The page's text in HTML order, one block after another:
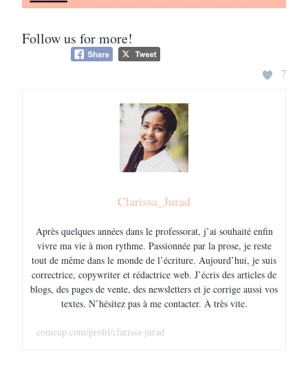
Follow us for more!
7
Clarissa_Jurad
Après quelques années dans le professorat, j’ai souhaité enfin
vivre ma vie à mon rythme. Passionnée par la prose, je reste
tout de même dans le monde de l’écriture. Aujourd’hui, je suis
correctrice, copywriter et rédactrice web. J’écris des articles de
blogs, des pages de vente, des newsletters et je corrige aussi vos
textes. N’hésitez pas à me contacter. À très vite.
comeup.com/profil/clarissa-jurad